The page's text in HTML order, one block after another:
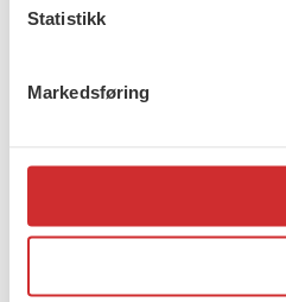
Statistikk
Markedsføring
FO (Fellesorganisasjonen)
Pb. 4693 Sofienberg